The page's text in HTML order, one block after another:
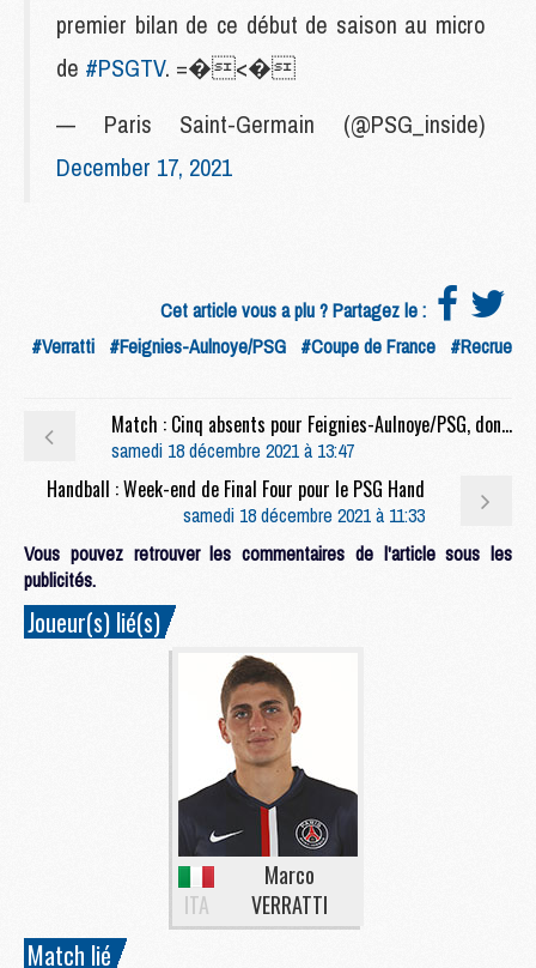
premier bilan de ce début de saison au micro
de #PSGTV. =�<�
— Paris Saint-Germain (@PSG_inside)
December 17, 2021
Cet article vous a plu ? Partagez le :
#Verratti #Feignies-Aulnoye/PSG #Coupe de France #Recrue
Match : Cinq absents pour Feignies-Aulnoye/PSG, dont Mendes
samedi 18 décembre 2021 à 13:47
Handball : Week-end de Final Four pour le PSG Hand
samedi 18 décembre 2021 à 11:33
Vous pouvez retrouver les commentaires de l'article sous les
publicités.
Joueur(s) lié(s)
ITA
Marco
VERRATTI
Match lié